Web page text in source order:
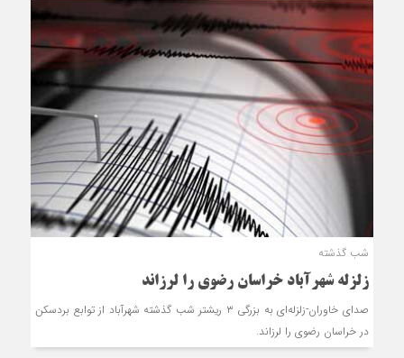
شب گذشته
زلزله شهرآباد خراسان رضوی را لرزاند
صدای خاوران-زلزله‌ای به بزرگی ٣ ریشتر شب گذشته شهرآباد از توابع بردسکن
در خراسان رضوی را لرزاند.